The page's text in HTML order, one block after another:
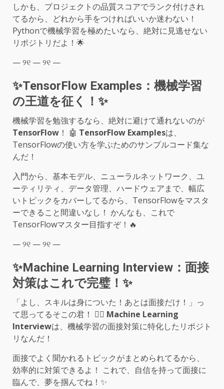
しかも、プロジェクトの品質スコアでランク付けされ
てるから、どれから手をつければいいか迷わない！
Pythonで機械学習を極めたいなら、絶対に見逃せない
リポジトリだよ！🌟
— ୨୧ — ୨୧ —
✨TensorFlow Examples：機械学習
の王道を征く！✨
機械学習を勉強するなら、絶対に避けて通れないのが
TensorFlow ！ 🤖 TensorFlow Examplesは、
TensorFlowの使い方を学ぶためのサンプルコード集な
んだ！
入門から、基本モデル、ニューラルネットワーク、ユ
ーティリティ、データ管理、ハードウェアまで、幅広
いトピックをカバーしてるから、TensorFlowをマスタ
ーできること間違いなし！ かんなも、これで
TensorFlowマスター目指すぞ！🔥
— ୨୧ — ୨୧ —
✨Machine Learning Interview：面接
対策はこれで完璧！✨
「よし、スキルは身についた！あとは面接だけ！」っ
て思ってるそこの君！ 🙋‍♂️ Machine Learning
Interviewは、機械学習の面接対策に特化したリポジト
リなんだ！
面接でよく聞かれるトピックがまとめられてるから、
効率的に対策できるよ！ これで、自信を持って面接に
臨んで、夢を掴んでね！✨